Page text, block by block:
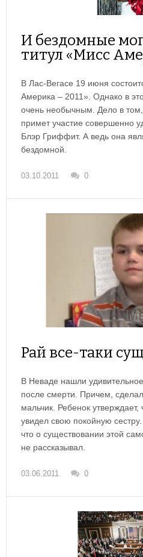
И бездомные
титул «Мисс
В Лас-Вегасе 19 июня
Америка – 2011». Однако в
очень необычным. Дело в том,
примет участие совершенно
Блэр Гриффит. А ведь она
бездомной.
03.10.2011 0
Рай все-таки
В Неваде нашли
после смерти. Причем,
мальчик. Ребенок
увидел свою покойную
что о существовании этой
не рассказывал.
03.06.2011 0